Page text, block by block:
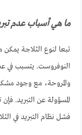
ما هي أسباب عدم
تبعا لنوع الثلاجة
النوفروست. يتسبب في
والمروحة، مع وجود
المسؤولة عن التبريد.
فشل نظام التبريد في